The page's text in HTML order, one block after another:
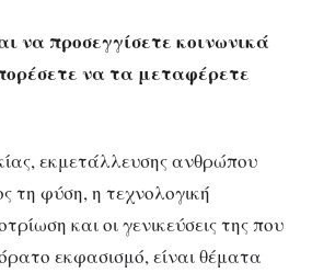
να προσεγγίσετε κοινωνικά
να τα μεταφέρετε
εκμετάλλευσης ανθρώπου
τη φύση, η τεχνολογική
και οι γενικεύσεις της που
εκφασισμό, είναι θέματα